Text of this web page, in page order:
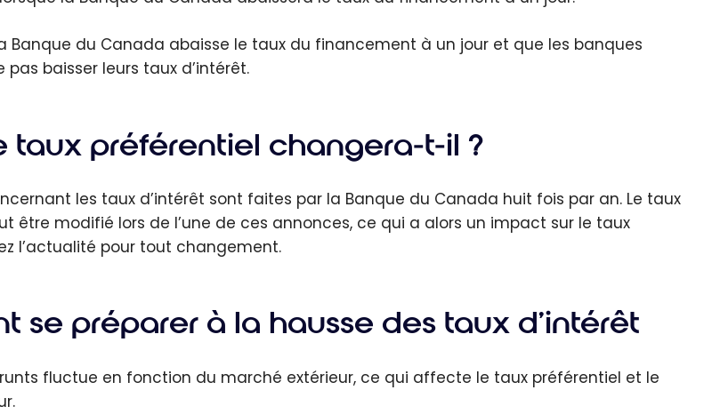
Banque du Canada abaisse le taux du financement à un jour et que les banques
pas baisser leurs taux d’intérêt.
taux préférentiel changera-t-il ?
les taux d’intérêt sont faites par la Banque du Canada huit fois par an. Le taux
être modifié lors de l’une de ces annonces, ce qui a alors un impact sur le taux
l’actualité pour tout changement.
se préparer à la hausse des taux d’intérêt
fluctue en fonction du marché extérieur, ce qui affecte le taux préférentiel et le